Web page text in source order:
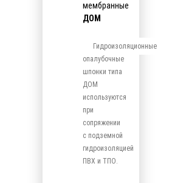
мембранные
ДОМ
Гидроизоляционные
опалубочные
шпонки типа
ДОМ
используются
при
сопряжении
с подземной
гидроизоляцией
ПВХ и ТПО.